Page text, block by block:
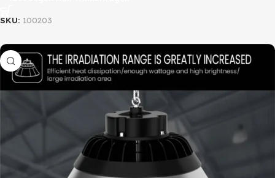
SKU: 100203